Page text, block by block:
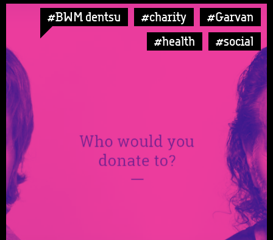
#BWM dentsu #charity
#Garvan
#health
#social